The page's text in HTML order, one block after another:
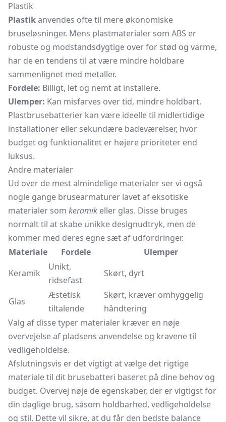
Plastik
Plastikanvendes ofte til mere økonomiske
bruseløsninger. Mens plastmaterialer som ABS er
robuste og modstandsdygtige over for stød og varme,
har de en tendens til at være mindre holdbare
sammenlignet med metaller.
Fordele: Billigt, let og nemt at installere.
Ulemper: Kan misfarves over tid, mindre holdbart.
Plastbrusebatterier kan være ideelle til midlertidige
installationer eller sekundære badeværelser, hvor
budget og funktionalitet er højere prioriteter end
luksus.
Andre materialer
Ud over de mest almindelige materialer ser vi også
nogle gange brusearmaturer lavet af eksotiske
materialer som keramik eller glas. Disse bruges
normalt til at skabe unikke designudtryk, men de
kommer med deres egne sæt af udfordringer.
Materiale
Fordele
Ulemper
Keramik
Unikt,
ridsefast
Skørt, dyrt
Glas
Æstetisk
tiltalende
Skørt, kræver omhyggelig
håndtering
Valg af disse typer materialer kræver en nøje
overvejelse af pladsens anvendelse og kravene til
vedligeholdelse.
Afslutningsvis er det vigtigt at vælge det rigtige
materiale til dit brusebatteri baseret på dine behov og
budget. Overvej nøje de egenskaber, der er vigtigst for
din daglige brug, såsom holdbarhed, vedligeholdelse
og stil. Dette vil sikre, at du får den bedste balance